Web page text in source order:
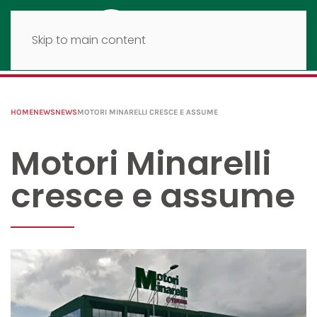
Skip to main content
HOMENEWSNEWSMOTORI MINARELLI CRESCE E ASSUME
Motori Minarelli
cresce e assume